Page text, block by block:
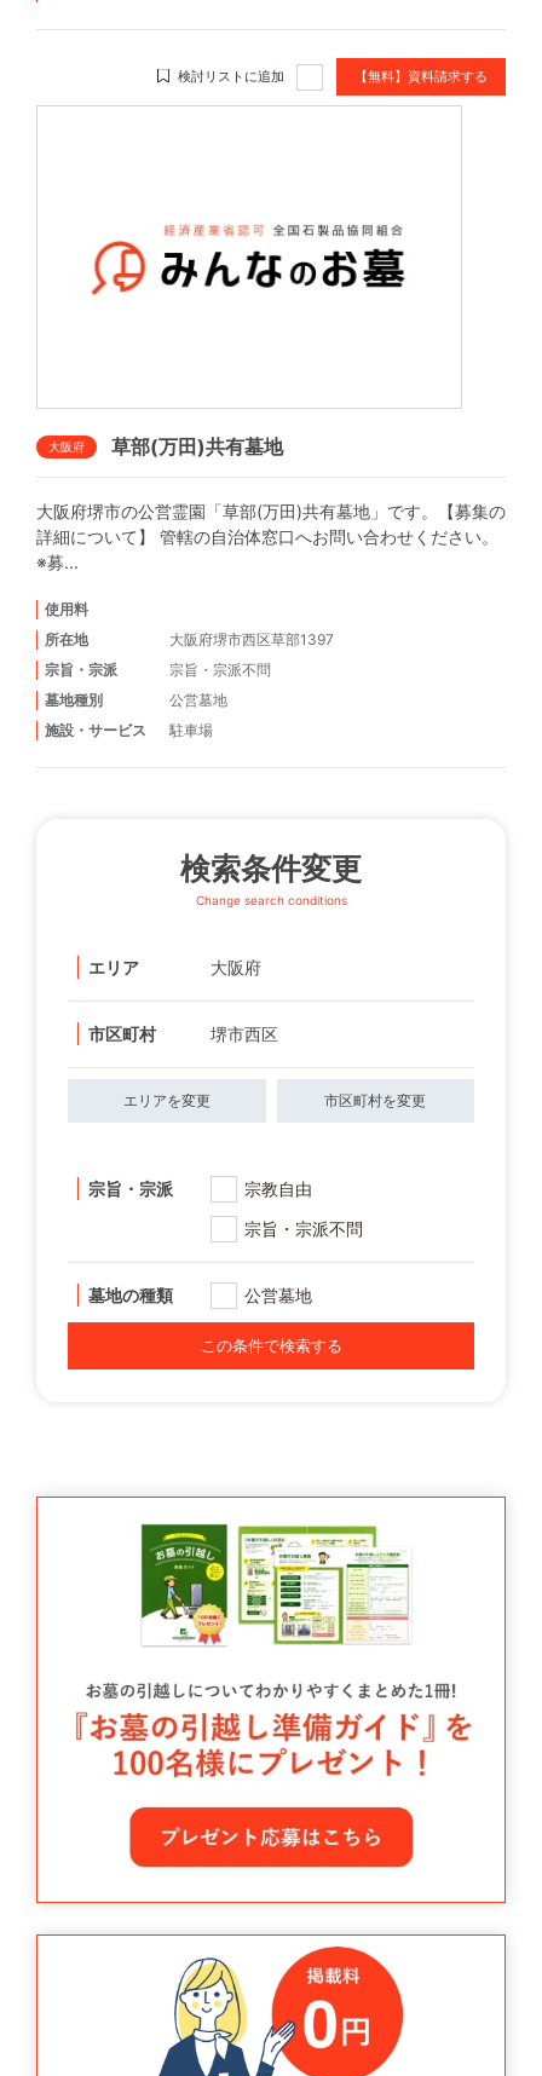
検討リストに追加 【無料】資料請求する
大阪府 草部(万田)共有墓地
大阪府堺市の公営霊園「草部(万田)共有墓地」です。【募集の
詳細について】 管轄の自治体窓口へお問い合わせください。
※募...
使用料
所在地
大阪府堺市西区草部1397
宗旨・宗派
宗旨・宗派不問
墓地種別
公営墓地
施設・サービス
駐車場
検索条件変更
Change search conditions
エリア 大阪府
市区町村 堺市西区
エリアを変更 市区町村を変更
宗旨・宗派
宗教自由
宗旨・宗派不問
墓地の種類 公営墓地
この条件で検索する